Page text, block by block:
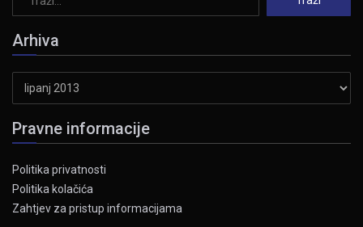
Arhiva
Pravne informacije
Politika privatnosti
Politika kolačića
Zahtjev za pristup informacijama